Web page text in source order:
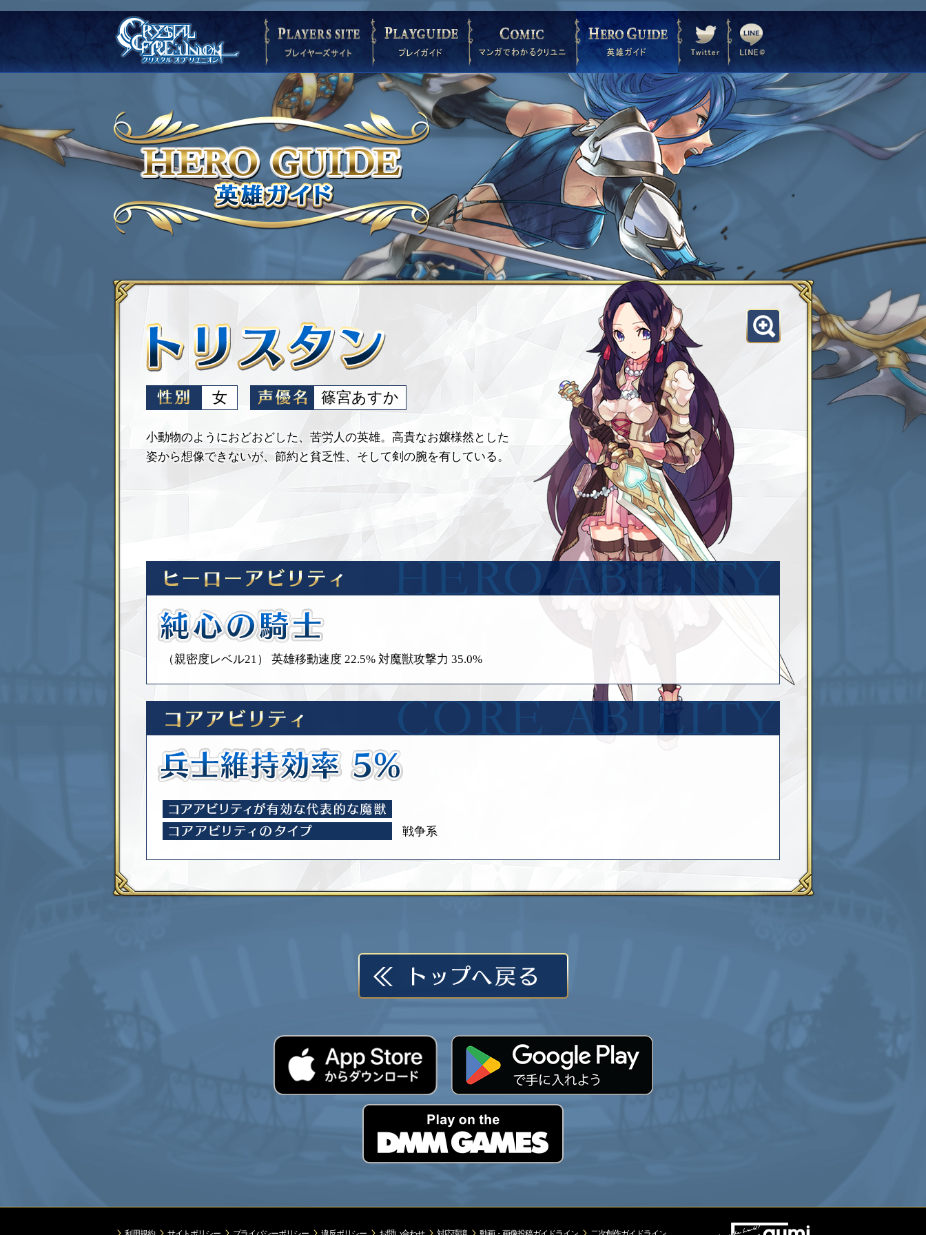
女 篠宮あすか
小動物のようにおどおどした、苦労人の英雄。高貴なお嬢様然とした
姿から想像できないが、節約と貧乏性、そして剣の腕を有している。
（親密度レベル21） 英雄移動速度 22.5% 対魔獣攻撃力 35.0%
戦争系